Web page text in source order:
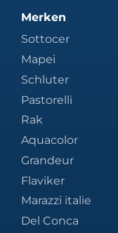
Merken
Sottocer
Mapei
Schluter
Pastorelli
Rak
Aquacolor
Grandeur
Flaviker
Marazzi italie
Del Conca